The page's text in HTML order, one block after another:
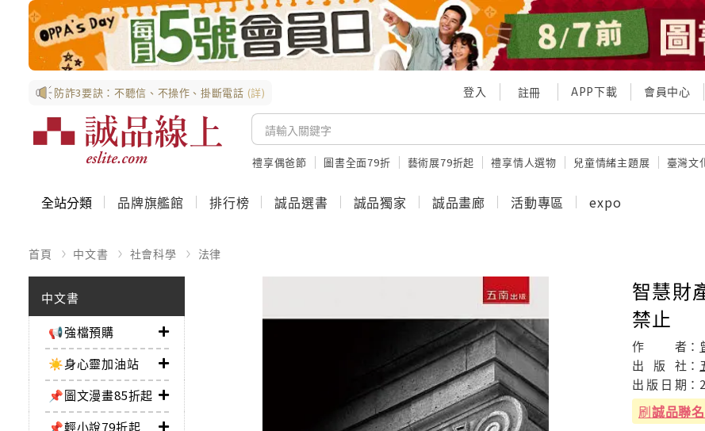
防詐3要訣：不聽信、不操作、掛斷電話 (詳) 登入 註冊 APP下載 會員中心
禮享偶爸節 圖書全面79折 藝術展79折起 禮享情人選物 兒童情緒主題展 臺灣文
全站分類 品牌旗艦館 排行榜 誠品選書 誠品獨家 誠品畫廊 活動專區 expo
首頁 中文書 社會科學 法律
中文書
📢強檔預購
☀️身心靈加油站
📌圖文漫畫85折起
📌輕小說79折起
智慧財
禁止
作 者：
出
版 社：
出 版 日 期：
刷誠品聯